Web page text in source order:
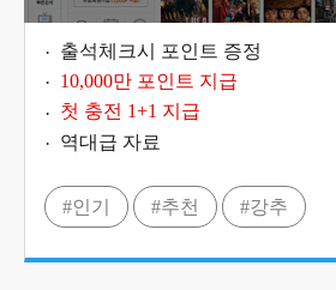
출석체크시 포인트 증정
10,000만 포인트 지급
첫 충전 1+1 지급
역대급 자료
#인기 #추천 #강추